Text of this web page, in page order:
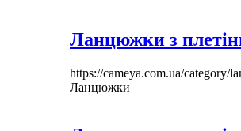
Ланцюжки з
https://cameya.com.ua/category/
Ланцюжки